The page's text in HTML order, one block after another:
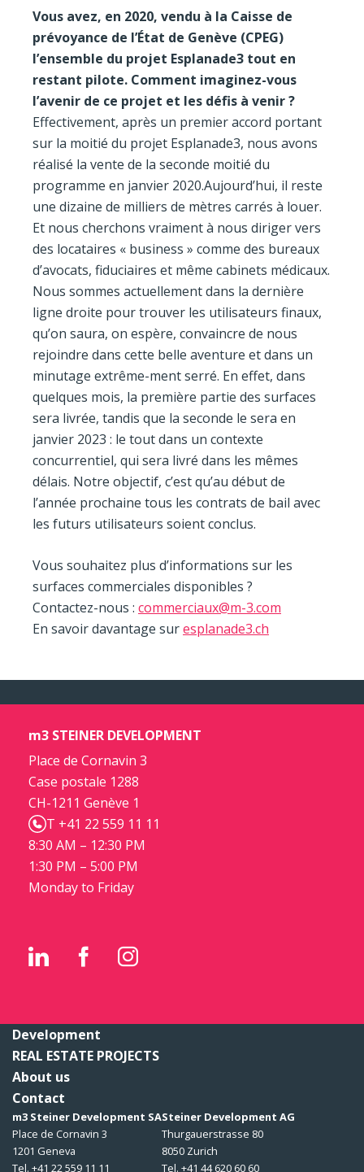
Vous avez, en 2020, vendu à la Caisse de
prévoyance de l’État de Genève (CPEG)
l’ensemble du projet Esplanade3 tout en
restant pilote. Comment imaginez-vous
l’avenir de ce projet et les défis à venir ?
Effectivement, après un premier accord portant
sur la moitié du projet Esplanade3, nous avons
réalisé la vente de la seconde moitié du
programme en janvier 2020.Aujourd’hui, il reste
une dizaine de milliers de mètres carrés à louer.
Et nous cherchons vraiment à nous diriger vers
des locataires « business » comme des bureaux
d’avocats, fiduciaires et même cabinets médicaux.
Nous sommes actuellement dans la dernière
ligne droite pour trouver les utilisateurs finaux,
qu’on saura, on espère, convaincre de nous
rejoindre dans cette belle aventure et dans un
minutage extrême-ment serré. En effet, dans
quelques mois, la première partie des surfaces
sera livrée, tandis que la seconde le sera en
janvier 2023 : le tout dans un contexte
concurrentiel, qui sera livré dans les mêmes
délais. Notre objectif, c’est qu’au début de
l’année prochaine tous les contrats de bail avec
les futurs utilisateurs soient conclus.
Vous souhaitez plus d’informations sur les
surfaces commerciales disponibles ?
Contactez-nous : commerciaux@m-3.com
En savoir davantage suresplanade3.ch
m3 STEINER DEVELOPMENT
Place de Cornavin 3
Case postale 1288
CH-1211 Genève 1
T +41 22 559 11 11
8:30 AM – 12:30 PM
1:30 PM – 5:00 PM
Monday to Friday
Development
REAL ESTATE PROJECTS
About us
Contact
m3 Steiner Development SA
Place de Cornavin 3
1201 Geneva
Tel. +41 22 559 11 11
Steiner Development AG
Thurgauerstrasse 80
8050 Zurich
Tel. +41 44 620 60 60